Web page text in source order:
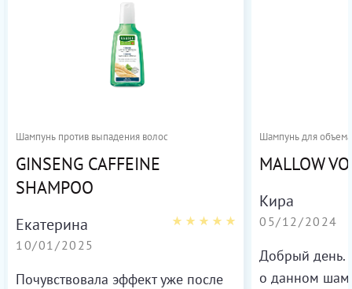
Шампунь против выпадения волос
GINSENG CAFFEINE
SHAMPOO
Екатерина
10/01/2025
Почувствовала эффект уже после
Шампунь для
MALLOW
Кира
05/12/2024
Добрый день.
о данном